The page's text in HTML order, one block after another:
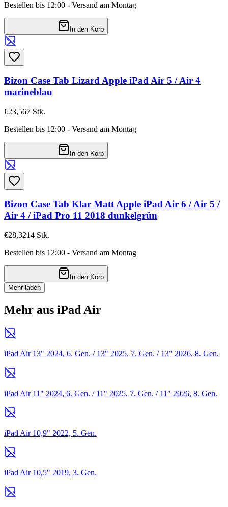
Bestellen bis 12:00 - Versand am Montag
In den Korb
Bizon Case Tab Lizard Apple iPad Air 5 / Air 4
marineblau
€23,567 Stk.
Bestellen bis 12:00 - Versand am Montag
In den Korb
Bizon Case Tab Klar Matt Apple iPad Air 6 / Air 5 /
Air 4 / iPad Pro 11 2018 dunkelgrün
€28,3214 Stk.
Bestellen bis 12:00 - Versand am Montag
In den Korb
Mehr laden
Mehr aus iPad Air
iPad Air 13" 2024, 6. Gen. / 13" 2025, 7. Gen. / 13" 2026, 8. Gen.
iPad Air 11" 2024, 6. Gen. / 11" 2025, 7. Gen. / 11" 2026, 8. Gen.
iPad Air 10,9" 2022, 5. Gen.
iPad Air 10,5" 2019, 3. Gen.